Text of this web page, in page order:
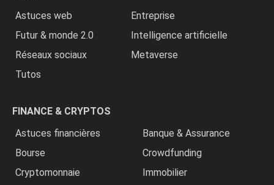
Astuces web
Entreprise
Futur & monde 2.0
Intelligence artificielle
Réseaux sociaux
Metaverse
Tutos
FINANCE & CRYPTOS
Astuces financières
Banque & Assurance
Bourse
Crowdfunding
Cryptomonnaie
Immobilier